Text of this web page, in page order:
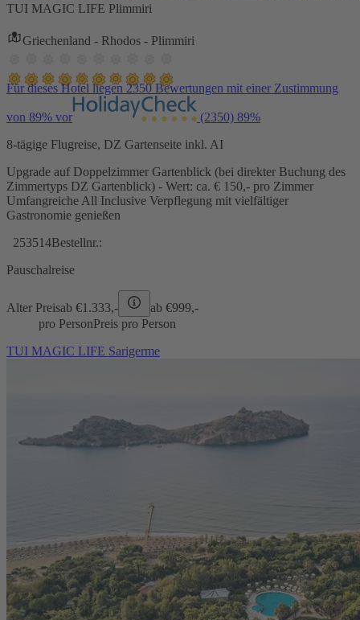
TUI MAGIC LIFE Plimmiri
Griechenland - Rhodos - Plimmiri
Für dieses Hotel liegen 2350 Bewertungen mit einer Zustimmung
von 89% vor (2350) 89%
8-tägige Flugreise, DZ Gartenseite inkl. AI
Upgrade auf Doppelzimmer Gartenblick (bei direkter Buchung des
Zimmertyps DZ Gartenblick) - Wert: ca. € 150,- pro Zimmer
Umfangreiche All Inclusive Verpflegung mit vielfältiger
Gastronomie genießen
253514Bestellnr.:
Pauschalreise
Alter Preisab €1.333,- ab €999,-
pro PersonPreis pro Person
TUI MAGIC LIFE Sarigerme